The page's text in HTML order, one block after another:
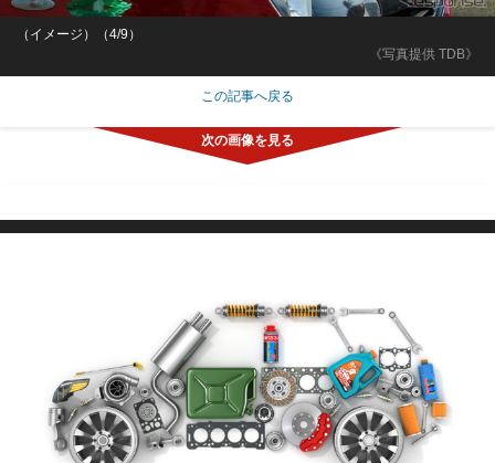
《写真提供 TDB》
（イメージ）（4/9）
この記事へ戻る